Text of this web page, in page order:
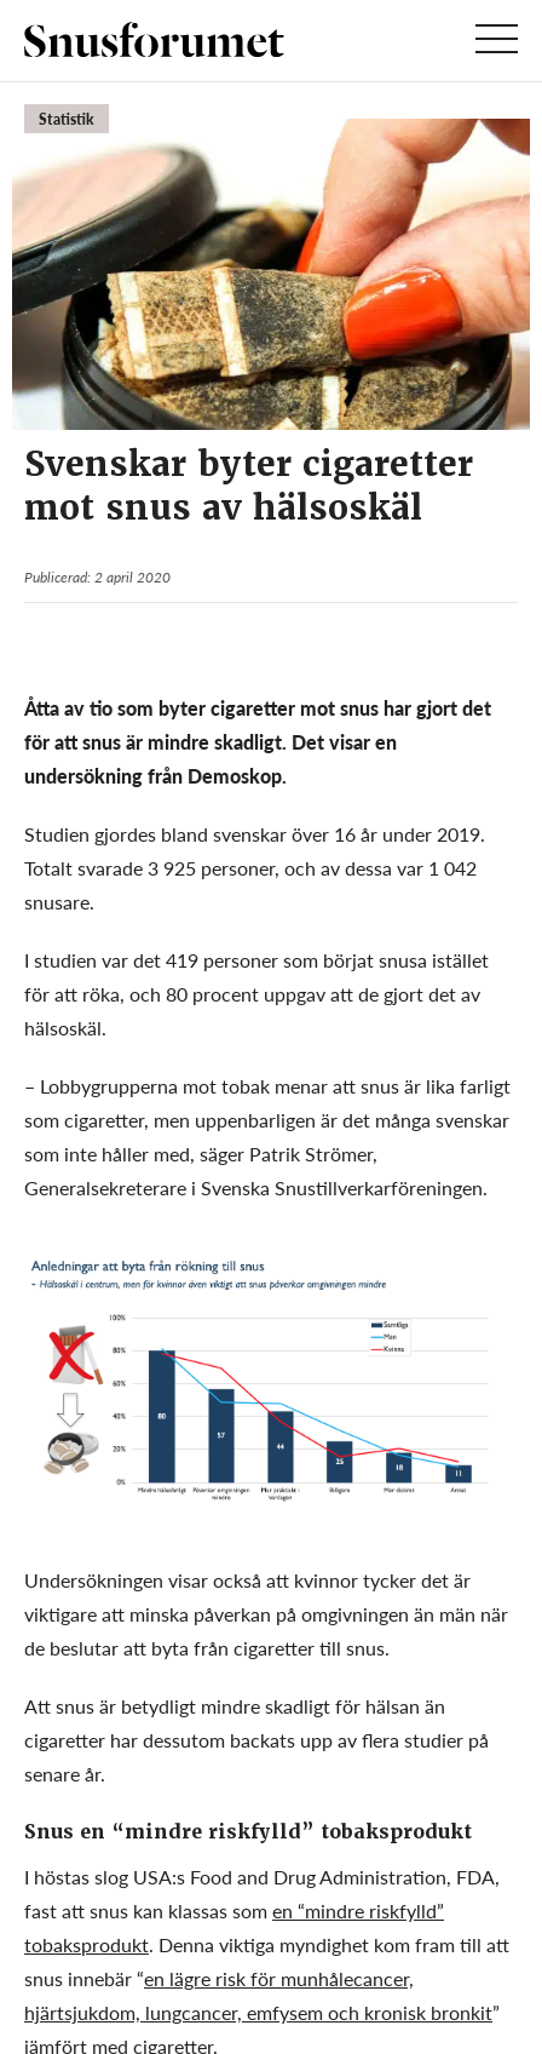
Statistik
Svenskar byter cigaretter
mot snus av hälsoskäl
Publicerad: 2 april 2020
Åtta av tio som byter cigaretter mot snus har gjort det
för att snus är mindre skadligt. Det visar en
undersökning från Demoskop.
Studien gjordes bland svenskar över 16 år under 2019.
Totalt svarade 3 925 personer, och av dessa var 1 042
snusare.
I studien var det 419 personer som börjat snusa istället
för att röka, och 80 procent uppgav att de gjort det av
hälsoskäl.
– Lobbygrupperna mot tobak menar att snus är lika farligt
som cigaretter, men uppenbarligen är det många svenskar
som inte håller med, säger Patrik Strömer,
Generalsekreterare i Svenska Snustillverkarföreningen.
Undersökningen visar också att kvinnor tycker det är
viktigare att minska påverkan på omgivningen än män när
de beslutar att byta från cigaretter till snus.
Att snus är betydligt mindre skadligt för hälsan än
cigaretter har dessutom backats upp av flera studier på
senare år.
Snus en “mindre riskfylld” tobaksprodukt
I höstas slog USA:s Food and Drug Administration, FDA,
fast att snus kan klassas somen “mindre riskfylld”
tobaksprodukt. Denna viktiga myndighet kom fram till att
snus innebär “en lägre risk för munhålecancer,
hjärtsjukdom, lungcancer, emfysem och kronisk bronkit”
jämfört med cigaretter.